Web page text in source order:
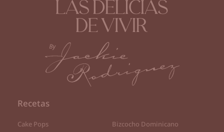
Recetas
Cake Pops
Bizcocho Dominicano